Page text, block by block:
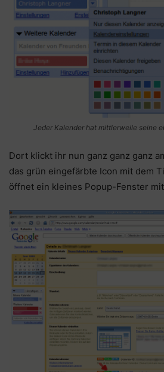
Jeder Kalender hat mittlerweile seine
Dort klickt ihr nun ganz ganz ganz
das grün eingefärbte Icon mit dem
öffnet ein kleines Popup-Fenster